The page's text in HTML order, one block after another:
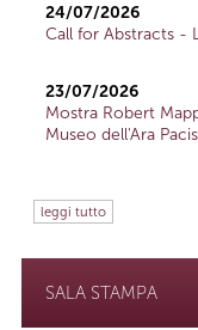
24/07/2026
Call for Abstracts -
23/07/2026
Mostra Robert
Museo dell'Ara
leggi tutto
SALA STAMPA